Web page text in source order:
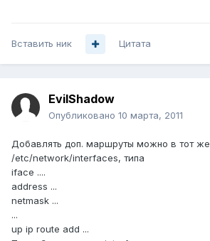
Вставить ник Цитата
EvilShadow
Опубликовано 10 марта, 2011
Добавлять доп. маршруты можно в тот же
/etc/network/interfaces, типа
iface ....
address ...
netmask ...
...
up ip route add ...